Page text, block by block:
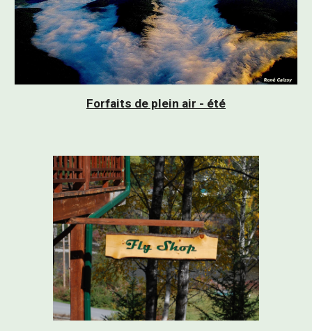
Forfaits de plein air - été